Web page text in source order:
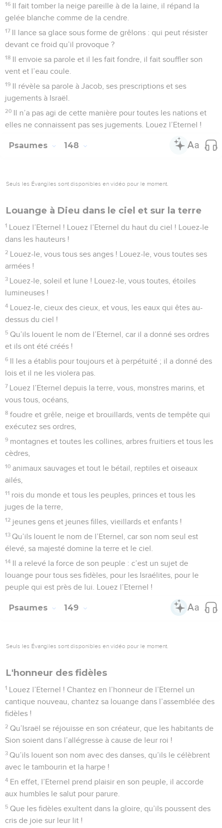
16 Il fait tomber la neige pareille à de la laine, il répand la
gelée blanche comme de la cendre.
17 Il lance sa glace sous forme de grêlons : qui peut résister
devant ce froid qu’il provoque ?
18 Il envoie sa parole et il les fait fondre, il fait souffler son
vent et l’eau coule.
19 Il révèle sa parole à Jacob, ses prescriptions et ses
jugements à Israël.
20 Il n’a pas agi de cette manière pour toutes les nations et
elles ne connaissent pas ses jugements. Louez l’Eternel !
Psaumes 148
Seuls les Évangiles sont disponibles en vidéo pour le moment.
Louange à Dieu dans le ciel et sur la terre
1 Louez l’Eternel ! Louez l’Eternel du haut du ciel ! Louez-le
dans les hauteurs !
2 Louez-le, vous tous ses anges ! Louez-le, vous toutes ses
armées !
3 Louez-le, soleil et lune ! Louez-le, vous toutes, étoiles
lumineuses !
4 Louez-le, cieux des cieux, et vous, les eaux qui êtes au-
dessus du ciel !
5 Qu’ils louent le nom de l’Eternel, car il a donné ses ordres
et ils ont été créés !
6 Il les a établis pour toujours et à perpétuité ; il a donné des
lois et il ne les violera pas.
7 Louez l’Eternel depuis la terre, vous, monstres marins, et
vous tous, océans,
8 foudre et grêle, neige et brouillards, vents de tempête qui
exécutez ses ordres,
9 montagnes et toutes les collines, arbres fruitiers et tous les
cèdres,
10 animaux sauvages et tout le bétail, reptiles et oiseaux
ailés,
11 rois du monde et tous les peuples, princes et tous les
juges de la terre,
12 jeunes gens et jeunes filles, vieillards et enfants !
13 Qu’ils louent le nom de l’Eternel, car son nom seul est
élevé, sa majesté domine la terre et le ciel.
14 Il a relevé la force de son peuple : c’est un sujet de
louange pour tous ses fidèles, pour les Israélites, pour le
peuple qui est près de lui. Louez l’Eternel !
Psaumes 149
Seuls les Évangiles sont disponibles en vidéo pour le moment.
L'honneur des fidèles
1 Louez l’Eternel ! Chantez en l’honneur de l’Eternel un
cantique nouveau, chantez sa louange dans l’assemblée des
fidèles !
2 Qu’Israël se réjouisse en son créateur, que les habitants de
Sion soient dans l’allégresse à cause de leur roi !
3 Qu’ils louent son nom avec des danses, qu’ils le célèbrent
avec le tambourin et la harpe !
4 En effet, l’Eternel prend plaisir en son peuple, il accorde
aux humbles le salut pour parure.
5 Que les fidèles exultent dans la gloire, qu’ils poussent des
cris de joie sur leur lit !